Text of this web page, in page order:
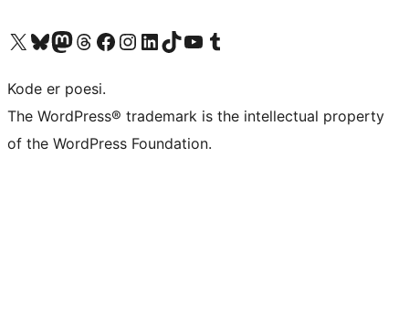
Besøk vår konto på X Visit our Bluesky account
Besøk vår Mastodon-konto
Visit our Threads account
Besøk vår Facebook-sideBesøk vår Instagram-konto
Besøk vår LinkedIn-konto
Visit our TikTok account
Visit our YouTube channel
Visit our Tumblr account
Kode er poesi.
The WordPress® trademark is the intellectual property
of the WordPress Foundation.